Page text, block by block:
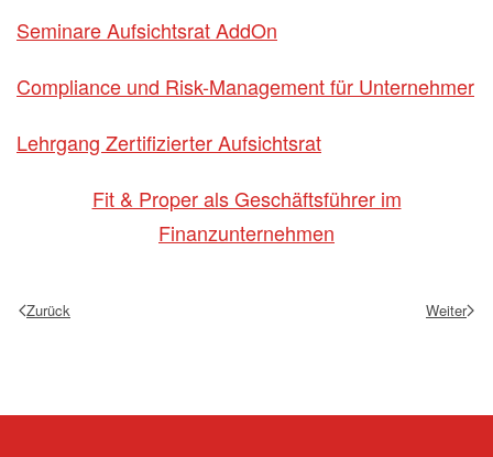
Seminare Aufsichtsrat AddOn
Compliance und Risk-Management für Unternehmer
Lehrgang Zertifizierter Aufsichtsrat
Fit & Proper als Geschäftsführer im
Finanzunternehmen
Zurück Weiter